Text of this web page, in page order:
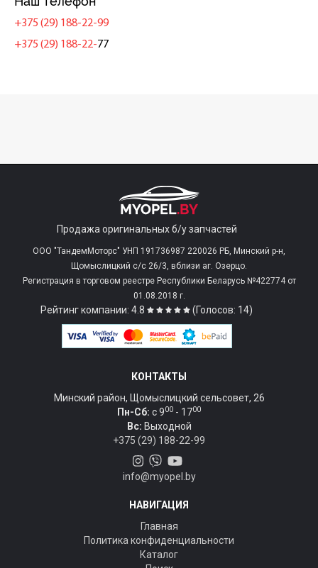
+375 (29) 188-22-99
+375 (29) 188-22-77
Продажа оригинальных б/у запчастей
ООО "ТандемМоторс" УНП 191736987 220026 РБ, Минский р-н,
Щомыслицкий с/c 26/3, вблизи аг. Озерцо.
Регистрация в торговом реестре Республики Беларусь №422774 от
01.08.2018 г.
Рейтинг компании: 4.8 (Голосов: 14)
КОНТАКТЫ
Минский район, Щомыслицкий сельсовет, 26
Пн-Сб: c 900 - 1700
Вс: Выходной
+375 (29) 188-22-99
info@myopel.by
НАВИГАЦИЯ
Главная
Политика конфиденциальности
Каталог